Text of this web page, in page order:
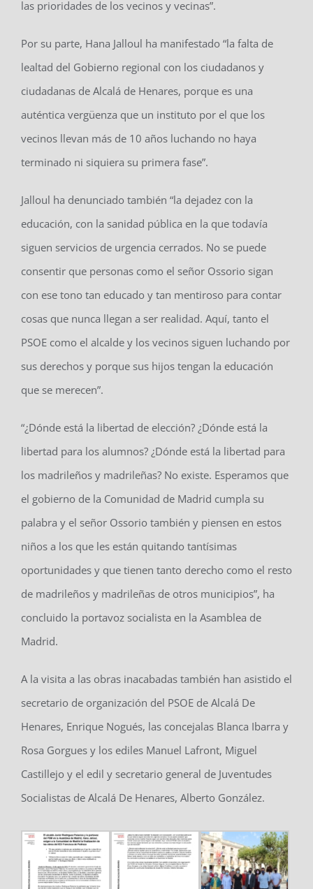
las prioridades de los vecinos y vecinas”.
Por su parte, Hana Jalloul ha manifestado “la falta de
lealtad del Gobierno regional con los ciudadanos y
ciudadanas de Alcalá de Henares, porque es una
auténtica vergüenza que un instituto por el que los
vecinos llevan más de 10 años luchando no haya
terminado ni siquiera su primera fase”.
Jalloul ha denunciado también “la dejadez con la
educación, con la sanidad pública en la que todavía
siguen servicios de urgencia cerrados. No se puede
consentir que personas como el señor Ossorio sigan
con ese tono tan educado y tan mentiroso para contar
cosas que nunca llegan a ser realidad. Aquí, tanto el
PSOE como el alcalde y los vecinos siguen luchando por
sus derechos y porque sus hijos tengan la educación
que se merecen”.
“¿Dónde está la libertad de elección? ¿Dónde está la
libertad para los alumnos? ¿Dónde está la libertad para
los madrileños y madrileñas? No existe. Esperamos que
el gobierno de la Comunidad de Madrid cumpla su
palabra y el señor Ossorio también y piensen en estos
niños a los que les están quitando tantísimas
oportunidades y que tienen tanto derecho como el resto
de madrileños y madrileñas de otros municipios”, ha
concluido la portavoz socialista en la Asamblea de
Madrid.
A la visita a las obras inacabadas también han asistido el
secretario de organización del PSOE de Alcalá De
Henares, Enrique Nogués, las concejalas Blanca Ibarra y
Rosa Gorgues y los ediles Manuel Lafront, Miguel
Castillejo y el edil y secretario general de Juventudes
Socialistas de Alcalá De Henares, Alberto González.